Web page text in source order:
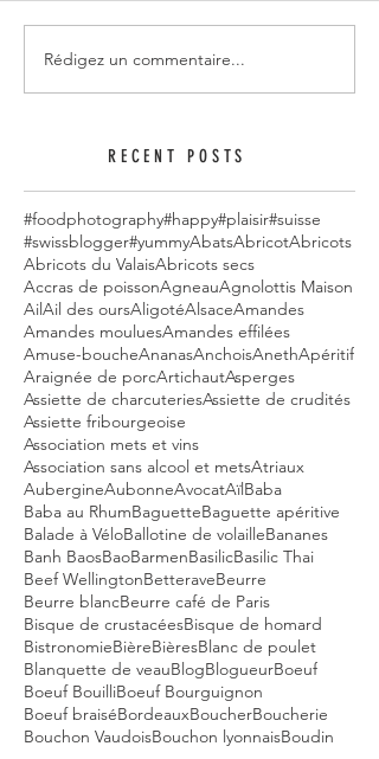
Rédigez un commentaire...
RECENT POSTS
#foodphotography#happy#plaisir#suisse
#swissblogger#yummyAbatsAbricotAbricots
Abricots du ValaisAbricots secs
Accras de poissonAgneauAgnolottis Maison
AilAil des oursAligotéAlsaceAmandes
Amandes mouluesAmandes effilées
Amuse-boucheAnanasAnchoisAnethApéritif
Araignée de porcArtichautAsperges
Assiette de charcuteriesAssiette de crudités
Assiette fribourgeoise
Association mets et vins
Association sans alcool et metsAtriaux
AubergineAubonneAvocatAïlBaba
Baba au RhumBaguetteBaguette apéritive
Balade à VéloBallotine de volailleBananes
Banh BaosBaoBarmenBasilicBasilic Thai
Beef WellingtonBetteraveBeurre
Beurre blancBeurre café de Paris
Bisque de crustacéesBisque de homard
BistronomieBièreBièresBlanc de poulet
Blanquette de veauBlogBlogueurBoeuf
Boeuf BouilliBoeuf Bourguignon
Boeuf braiséBordeauxBoucherBoucherie
Bouchon VaudoisBouchon lyonnaisBoudin